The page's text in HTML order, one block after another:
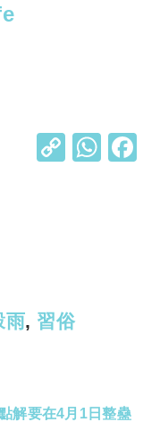
C W
雨, 習俗
解要在4月1日整蠱